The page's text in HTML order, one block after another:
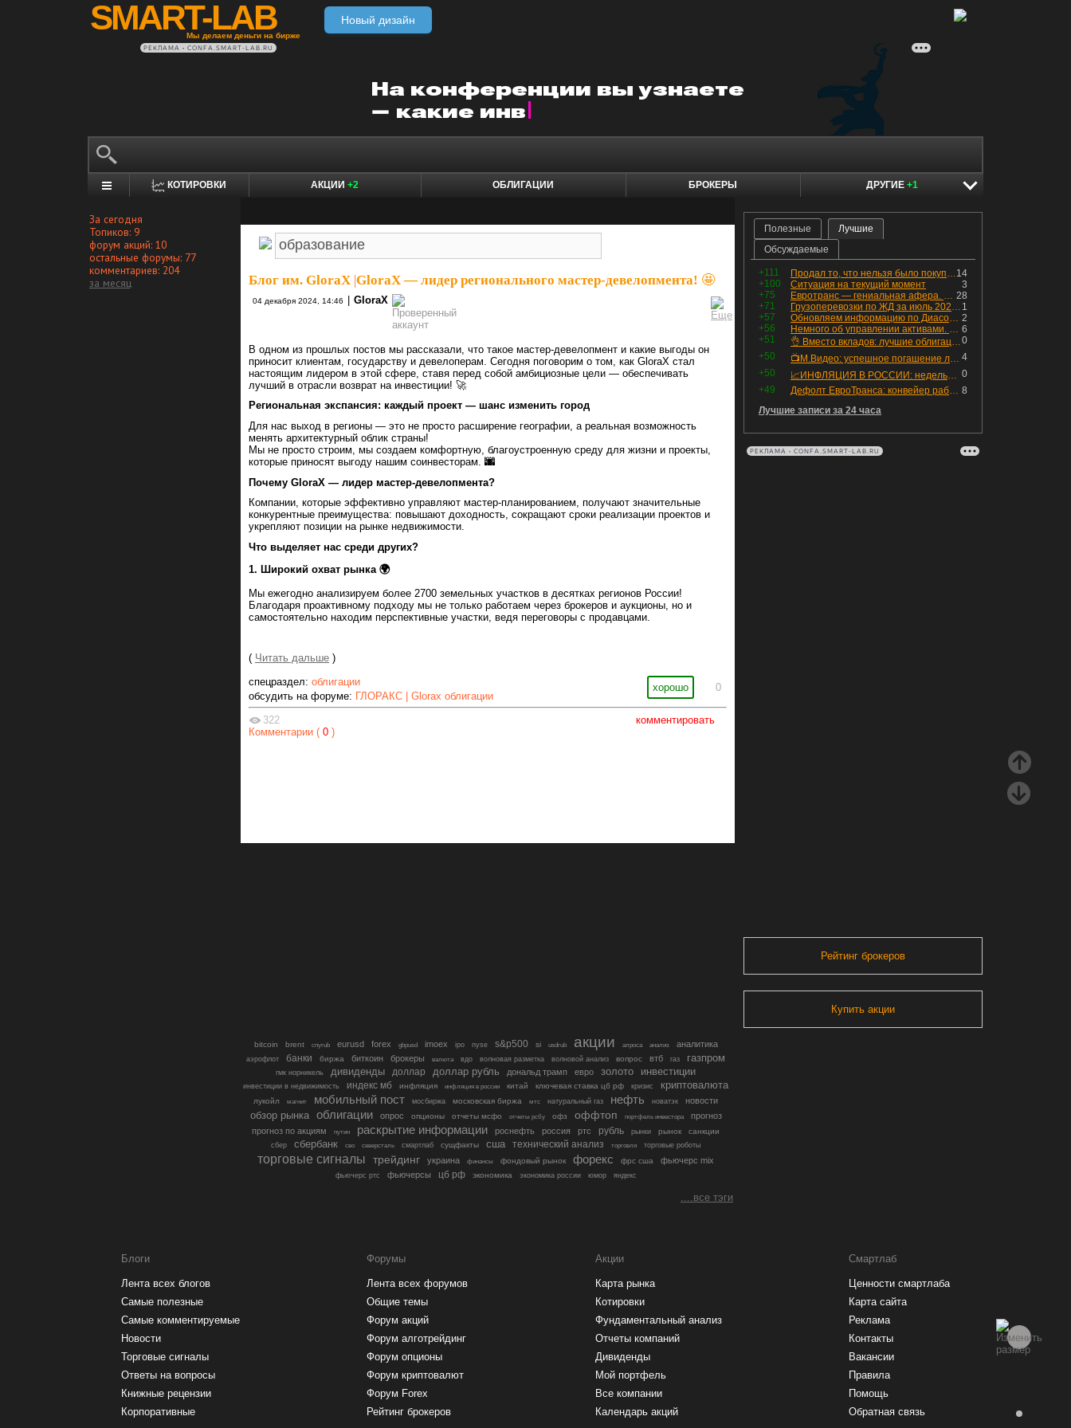
SMART-LAB
Мы делаем деньги на бирже
Новый дизайн
РЕКЛАМА • CONFA.SMART-LAB.RU
КОТИРОВКИ АКЦИИ +2 ОБЛИГАЦИИ БРОКЕРЫ ДРУГИЕ +1
За сегодня
Топиков: 9
форум акций: 10
остальные форумы: 77
комментариев: 204
за месяц
Блог им. GloraX GloraX — лидер регионального мастер-девелопмента! 🤩
04 декабря 2024, 14:46 GloraX
В одном из прошлых постов мы рассказали, что такое мастер-девелопмент и какие выгоды он
приносит клиентам, государству и девелоперам. Сегодня поговорим о том, как GloraX стал
настоящим лидером в этой сфере, ставя перед собой амбициозные цели — обеспечивать
лучший в отрасли возврат на инвестиции! 🚀
Региональная экспансия: каждый проект — шанс изменить город
Для нас выход в регионы — это не просто расширение географии, а реальная возможность
менять архитектурный облик страны!
Мы не просто строим, мы создаем комфортную, благоустроенную среду для жизни и проекты,
которые приносят выгоду нашим соинвесторам. 🌆
Почему GloraX — лидер мастер-девелопмента?
Компании, которые эффективно управляют мастер-планированием, получают значительные
конкурентные преимущества: повышают доходность, сокращают сроки реализации проектов и
укрепляют позиции на рынке недвижимости.
Что выделяет нас среди других?
1. Широкий охват рынка 🌍
Мы ежегодно анализируем более 2700 земельных участков в десятках регионов России!
Благодаря проактивному подходу мы не только работаем через брокеров и аукционы, но и
самостоятельно находим перспективные участки, ведя переговоры с продавцами.
( Читать дальше )
хорошо 0
спецраздел: облигации
обсудить на форуме: ГЛОРАКС | Glorax облигации
комментировать
322
Комментарии ( 0 )
Полезные
Лучшие
Обсуждаемые
+111 14
Продал то, что нельзя было покупать. Изменения в портфеле
+100
3
Ситуация на текущий момент
+75
28
Евротранс — гениальная афера. Собрал с инвесторов денег, выплатил дивидендов больше текущей капитализации и ушёл в дефолт
+71
1
Грузоперевозки по ЖД за июль 2026 г. — четвёртый месяц подряд роста, чёрные металлы на уровне прошлого года, а каменный уголь в плюсе.
+57
2
Обновляем информацию по Диасофту: дивиденды и выкуп
+56
6
Немного об управлении активами. Для заинтересованных
+51
0
👌 Вместо вкладов: лучшие облигации — только супер надёжные
+50
4
📺М.Видео: успешное погашение любимого флоатера
+50
0
📈ИНФЛЯЦИЯ В РОССИИ: недельная дефляция, но в годовом выражении рост 😢
+49
8
Дефолт ЕвроТранса: конвейер работает исправно
Лучшие записи за 24 часа
РЕКЛАМА • CONFA.SMART-LAB.RU
Рейтинг брокеров
Купить акции
bitcoin brent cnyrub eurusd forex gbpusd imoex ipo nyse s&p500 si usdrub акции алроса анализ аналитика
аэрофлот банки биржа биткоин брокеры валюта вдо волновая разметка волновой анализ вопрос втб газ газпром
гмк норникель дивиденды доллар доллар рубль дональд трамп евро золото инвестиции
инвестиции в недвижимость индекс мб инфляция инфляция в россии китай ключевая ставка цб рф кризис криптовалюта
лукойл магнит мобильный пост мосбиржа московская биржа мтс натуральный газ нефть новатэк новости
обзор рынка облигации опрос опционы отчеты мсфо отчеты рсбу офз оффтоп портфель инвестора
прогноз
прогноз по акциям
путин раскрытие информации роснефть россия ртс рубль рынки рынок санкции
сбер сбербанк сво северсталь смартлаб сущфакты сша технический анализ торговля торговые роботы
торговые сигналы трейдинг украина финансы фондовый рынок форекс фрс сша фьючерс mix
фьючерс ртс фьючерсы цб рф экономика экономика россии юмор яндекс
....все тэги
Блоги
Лента всех блогов
Самые полезные
Самые комментируемые
Новости
Торговые сигналы
Ответы на вопросы
Книжные рецензии
Корпоративные
Форумы
Лента всех форумов
Общие темы
Форум акций
Форум алготрейдинг
Форум опционы
Форум криптовалют
Форум Forex
Рейтинг брокеров
Акции
Карта рынка
Котировки
Фундаментальный анализ
Отчеты компаний
Дивиденды
Мой портфель
Все компании
Календарь акций
Смартлаб
Ценности смартлаба
Карта сайта
Реклама
Контакты
Вакансии
Правила
Помощь
Обратная связь